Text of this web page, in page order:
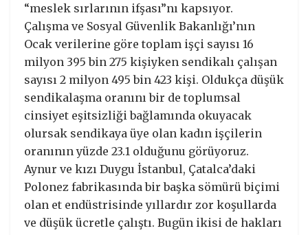
“meslek sırlarının ifşası”nı kapsıyor.
Çalışma ve Sosyal Güvenlik Bakanlığı’nın
Ocak verilerine göre toplam işçi sayısı 16
milyon 395 bin 275 kişiyken sendikalı çalışan
sayısı 2 milyon 495 bin 423 kişi. Oldukça düşük
sendikalaşma oranını bir de toplumsal
cinsiyet eşitsizliği bağlamında okuyacak
olursak sendikaya üye olan kadın işçilerin
oranının yüzde 23.1 olduğunu görüyoruz.
Aynur ve kızı Duygu İstanbul, Çatalca’daki
Polonez fabrikasında bir başka sömürü biçimi
olan et endüstrisinde yıllardır zor koşullarda
ve düşük ücretle çalıştı. Bugün ikisi de hakları